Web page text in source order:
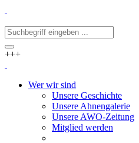
+++
Wer wir sind
Unsere Geschichte
Unsere Ahnengalerie
Unsere AWO-Zeitung
Mitglied werden